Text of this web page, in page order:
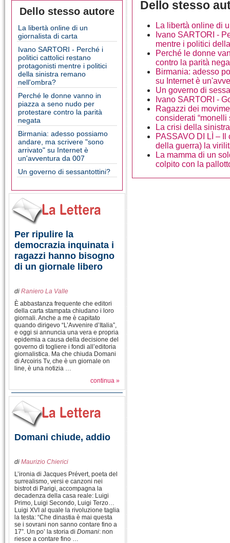
Dello stesso autore
La libertà online di un
giornalista di carta
Ivano SARTORI - Perché i
politici cattolici restano
protagonisti mentre i politici
della sinistra remano
nell'ombra?
Perché le donne vanno in
piazza a seno nudo per
protestare contro la parità
negata
Birmania: adesso possiamo
andare, ma scrivere "sono
arrivato" su Internet è
un'avventura da 007
Un governo di sessantottini?
Per ripulire la
democrazia inquinata i
ragazzi hanno bisogno
di un giornale libero
di Raniero La Valle
È abbastanza frequente che editori
della carta stampata chiudano i loro
giornali. Anche a me è capitato
quando dirigevo “L’Avvenire d’Italia”,
e oggi si annuncia una vera e propria
epidemia a causa della decisione del
governo di togliere i fondi all’editoria
giornalistica. Ma che chiuda Domani
di Arcoiris Tv, che è un giornale on
line, è una notizia …
continua »
Domani chiude, addio
di Maurizio Chierici
L’ironia di Jacques Prévert, poeta del
surrealismo, versi e canzoni nei
bistrot di Parigi, accompagna la
decadenza della casa reale: Luigi
Primo, Luigi Secondo, Luigi Terzo…
Luigi XVI al quale la rivoluzione taglia
la testa: “Che dinastia è mai questa
se i sovrani non sanno contare fino a
17”. Un po’ la storia di Domani: non
riesce a contare fino …
Dello stesso
La libertà online di
Ivano SARTORI -
mentre i politici
Perché le donne
contro la parità
Birmania: adesso
su Internet è
Un governo di
Ivano SARTORI -
Ragazzi dei
considerati “monelli
La crisi della
PASSAVO DI LÌ –
della guerra) la
La mamma di un
colpito con la